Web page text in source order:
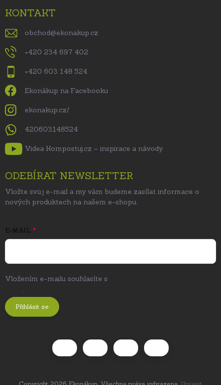
KONTAKT
obchod@ekonakup.cz
+420 234 697 402
+420 603 148 524
Ekonákup na Facebooku
ekonakup.cz/
420603148524
Videa Kompostuj.cz – inspirace a návody
ODEBÍRAT NEWSLETTER
Vložte svůj e-mail a my vám budeme zasílat informace o
nových produktech na našem e-shopu.
E-MAIL
Vložením e-mailu souhlasíte s
.
Přihlásit se